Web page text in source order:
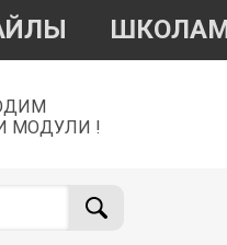
МОДУЛИ !
По вопросам
+7 968 454 17 38